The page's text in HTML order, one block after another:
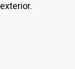
exterior.